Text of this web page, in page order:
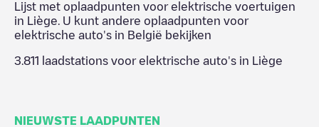
Lijst met oplaadpunten voor elektrische voertuigen
in
Liège . U kunt andere oplaadpunten voor
elektrische auto's in België bekijken
3.811 laadstations voor elektrische auto's in Liège
NIEUWSTE LAADPUNTEN